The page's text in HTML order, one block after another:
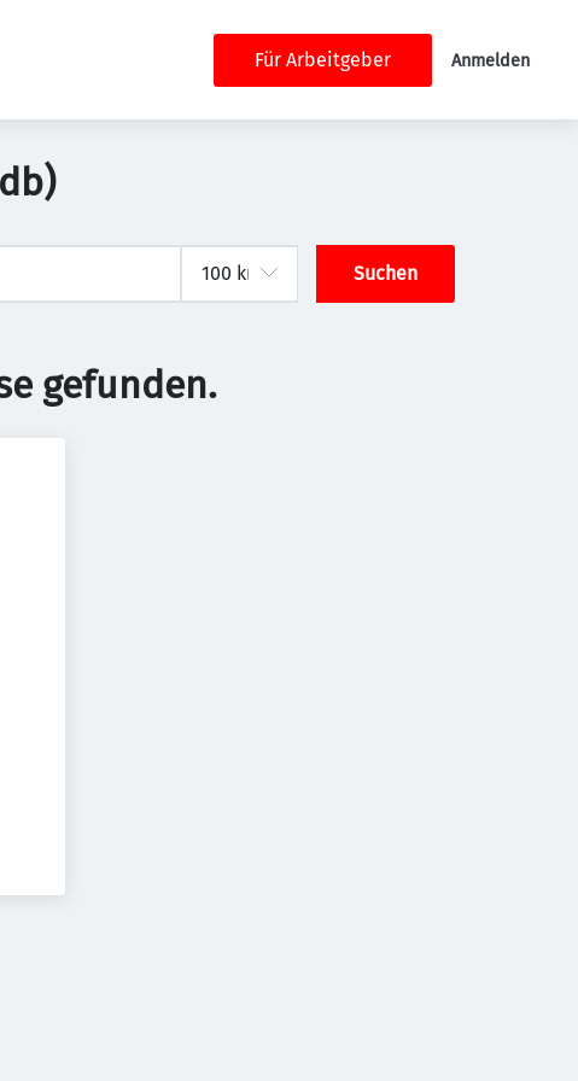
Für Arbeitgeber Anmelden
Suchen
gefunden.